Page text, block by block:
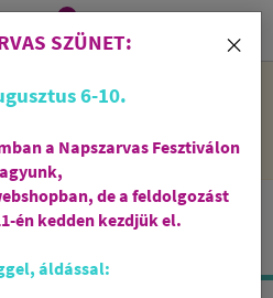
augusztus 6-10 - rendelni lehet
őket.
0
×
SZÜNET:
6-10.
a Napszarvas Fesztiválon
de a feldolgozást
én kedden kezdjük el.
áldással: